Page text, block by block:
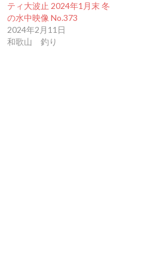
ティ大波止 2024年1月末 冬
の水中映像 No.373
2024年2月11日
和歌山 釣り